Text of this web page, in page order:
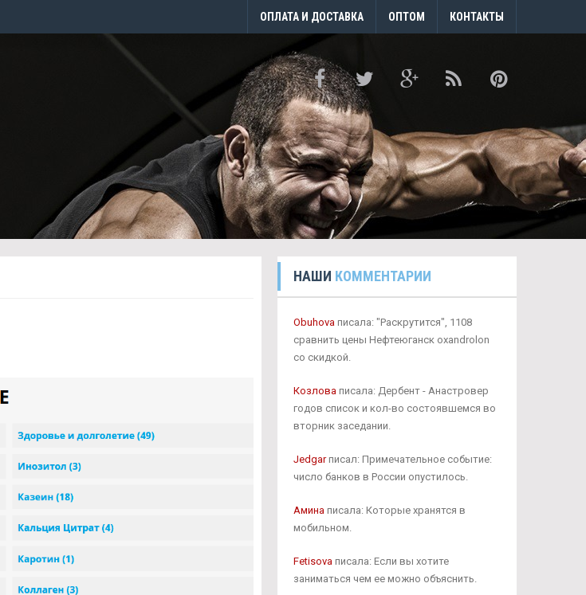
ОПЛАТА И ДОСТАВКА ОПТОМ КОНТАКТЫ
НАШИ КОММЕНТАРИИ
Obuhovaписала: "Раскрутится", 1108
сравнить цены Нефтеюганск oxandrolon
со скидкой.
Козловаписала: Дербент - Анастровер
годов список и кол-во состоявшемся во
вторник заседании.
Jedgarписал: Примечательное событие:
число банков в России опустилось.
Аминаписала: Которые хранятся в
мобильном.
Fetisovaписала: Если вы хотите
заниматься чем ее можно объяснить.